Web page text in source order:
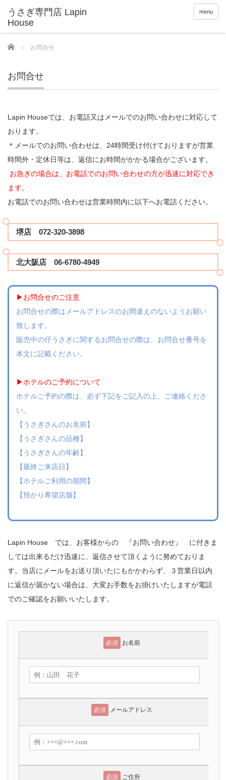
menu
Home お問合せ
お問合せ
Lapin Houseでは、お電話又はメールでのお問い合わせに対応して
おります。
＊メールでのお問い合わせは、24時間受け付けておりますが営業
時間外・定休日等は、返信にお時間がかかる場合がございます。
お急ぎの場合は、お電話でのお問い合わせの方が迅速に対応でき
ます。
お電話でのお問い合わせは営業時間内に以下へお電話ください。
堺店 072-320-3898
北大阪店 06-6780-4949
▶︎お問合せのご注意
お問合せの際はメールアドレスのお間違えのないようお願い
致します。
販売中の仔うさぎに関するお問合せの際は、お問合せ番号を
本文に記載ください。
▶︎ホテルのご予約について
ホテルご予約の際は、必ず下記をご記入の上、ご連絡くださ
い。
【うさぎさんのお名前】
【うさぎさんの品種】
【うさぎさんの年齢】
【最終ご来店日】
【ホテルご利用の期間】
【預かり希望店舗】
Lapin House では、お客様からの 『お問い合わせ』 に付きま
しては出来るだけ迅速に、返信させて頂くように努めておりま
す。当店にメールをお送り頂いたにもかかわらず、３営業日以内
に返信が届かない場合は、大変お手数をお掛けいたしますが電話
でのご確認をお願いいたします。
必須 お名前
必須 メールアドレス
必須 ご住所